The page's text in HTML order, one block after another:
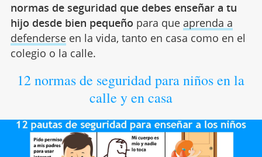
normas de seguridad que debes enseñar a tu
hijo desde bien pequeño para que aprenda a
defenderseen la vida, tanto en casa como en el
colegio o la calle.
12 normas de seguridad para niños en la
calle y en casa